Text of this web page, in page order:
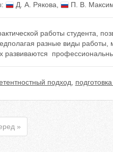
Д. А. Рякова П. В.
работы студента,
разные виды работы,
развиваются
подход
»